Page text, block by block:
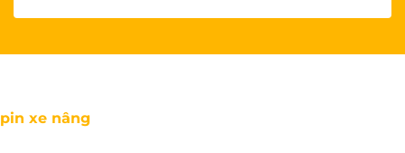
pin xe nâng